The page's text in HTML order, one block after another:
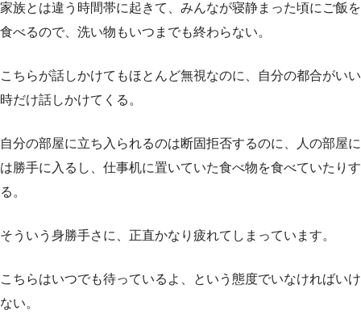
家族とは違う時間帯に起きて、みんなが寝静まった頃にご飯を
食べるので、洗い物もいつまでも終わらない。
こちらが話しかけてもほとんど無視なのに、自分の都合がいい
時だけ話しかけてくる。
自分の部屋に立ち入られるのは断固拒否するのに、人の部屋に
は勝手に入るし、仕事机に置いていた食べ物を食べていたりす
る。
そういう身勝手さに、正直かなり疲れてしまっています。
こちらはいつでも待っているよ、という態度でいなければいけ
ない。